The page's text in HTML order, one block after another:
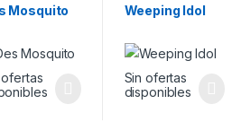
Mosquito Weeping Idol
Sin ofertas
disponibles